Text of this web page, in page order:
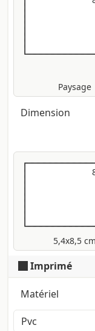
Paysage
Dimension
5,4x8,5 cm
Imprimé
Matériel
PVC